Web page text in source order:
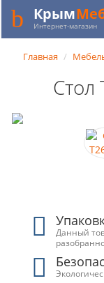
Крым
Интернет-магазин
Главная
Данный